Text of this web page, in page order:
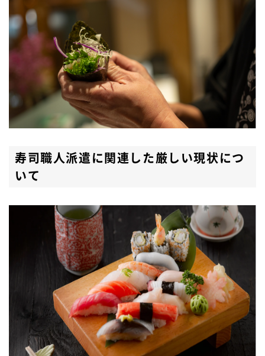
寿司職人派遣に関連した厳しい現状につ
いて